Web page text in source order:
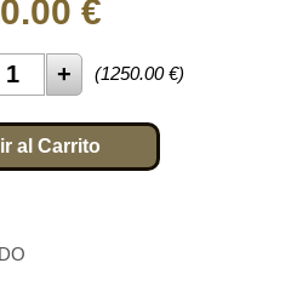
€
(1250.00€)
al Carrito